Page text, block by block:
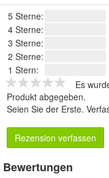
5 Sterne:
4 Sterne:
3 Sterne:
2 Sterne:
1 Stern:
Es
Produkt abgegeben.
Seien Sie der Erste.
Rezension verfassen
Bewertungen